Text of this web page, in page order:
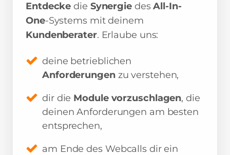
Entdeckedie Synergie desAll-In-
One-Systems mit deinem
Kundenberater. Erlaube uns:
deine betrieblichen
Anforderungen zu verstehen,
dir die Module vorzuschlagen, die
deinen Anforderungen am besten
entsprechen,
am Ende des Webcalls dir ein